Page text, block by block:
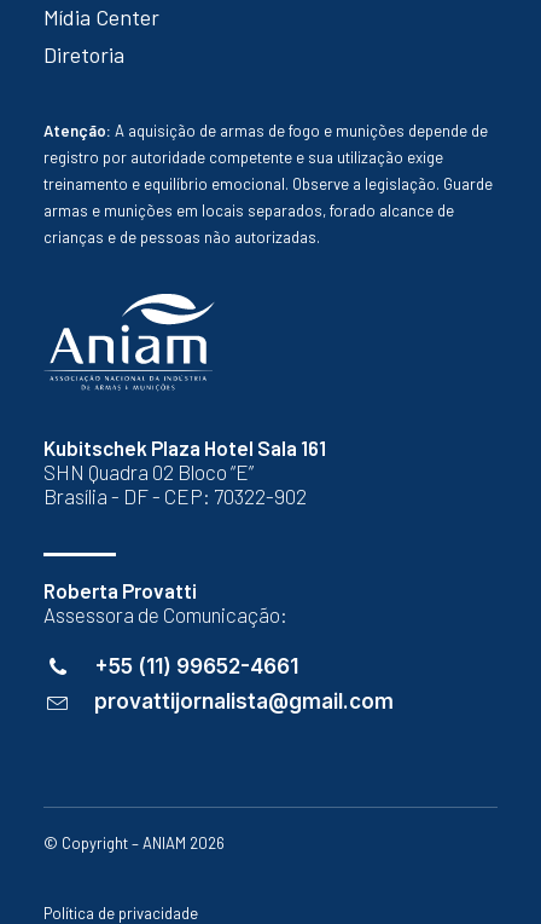
Kubitschek Plaza Hotel Sala 161
SHN Quadra 02 Bloco “E”
Brasília - DF - CEP: 70322-902
Roberta Provatti
Assessora de Comunicação:
+55 (11) 99652-4661
provattijornalista@gmail.com
Mídia Center
Diretoria
Atenção: A aquisição de armas de fogo e munições depende de
registro por autoridade competente e sua utilização exige
treinamento e equilíbrio emocional. Observe a legislação. Guarde
armas e munições em locais separados, forado alcance de
crianças e de pessoas não autorizadas.
© Copyright – ANIAM 2026
Política de privacidade